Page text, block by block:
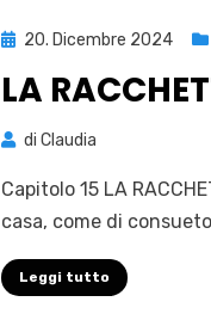
Pubblicato
20. Dicembre 2024
LA
di Claudia
Capitolo 15 LA
casa, come di
Leggi tutto